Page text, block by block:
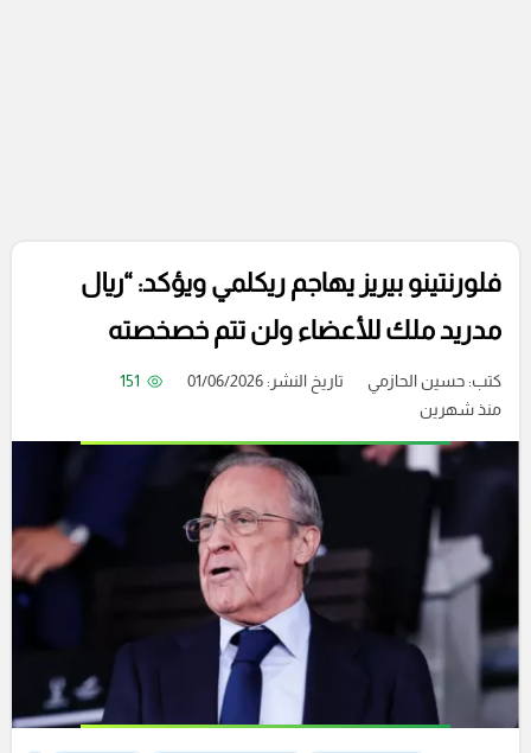
فلورنتينو بيريز يهاجم ريكلمي ويؤكد: “ريال
مدريد ملك للأعضاء ولن تتم خصخصته
كتب:حسين الحازمي تاريخ النشر: 01/06/2026
151
منذ شهرين